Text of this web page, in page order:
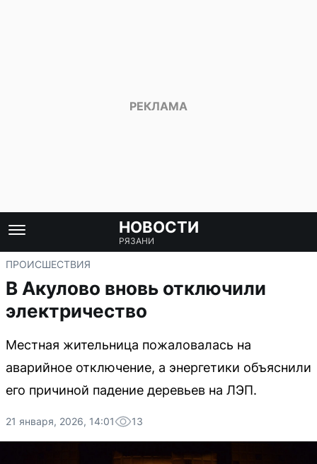
НОВОСТИ
РЯЗАНИ
ПРОИСШЕСТВИЯ
В Акулово вновь отключили
электричество
Местная жительница пожаловалась на
аварийное отключение, а энергетики объяснили
его причиной падение деревьев на ЛЭП.
21 января, 2026, 14:01 13